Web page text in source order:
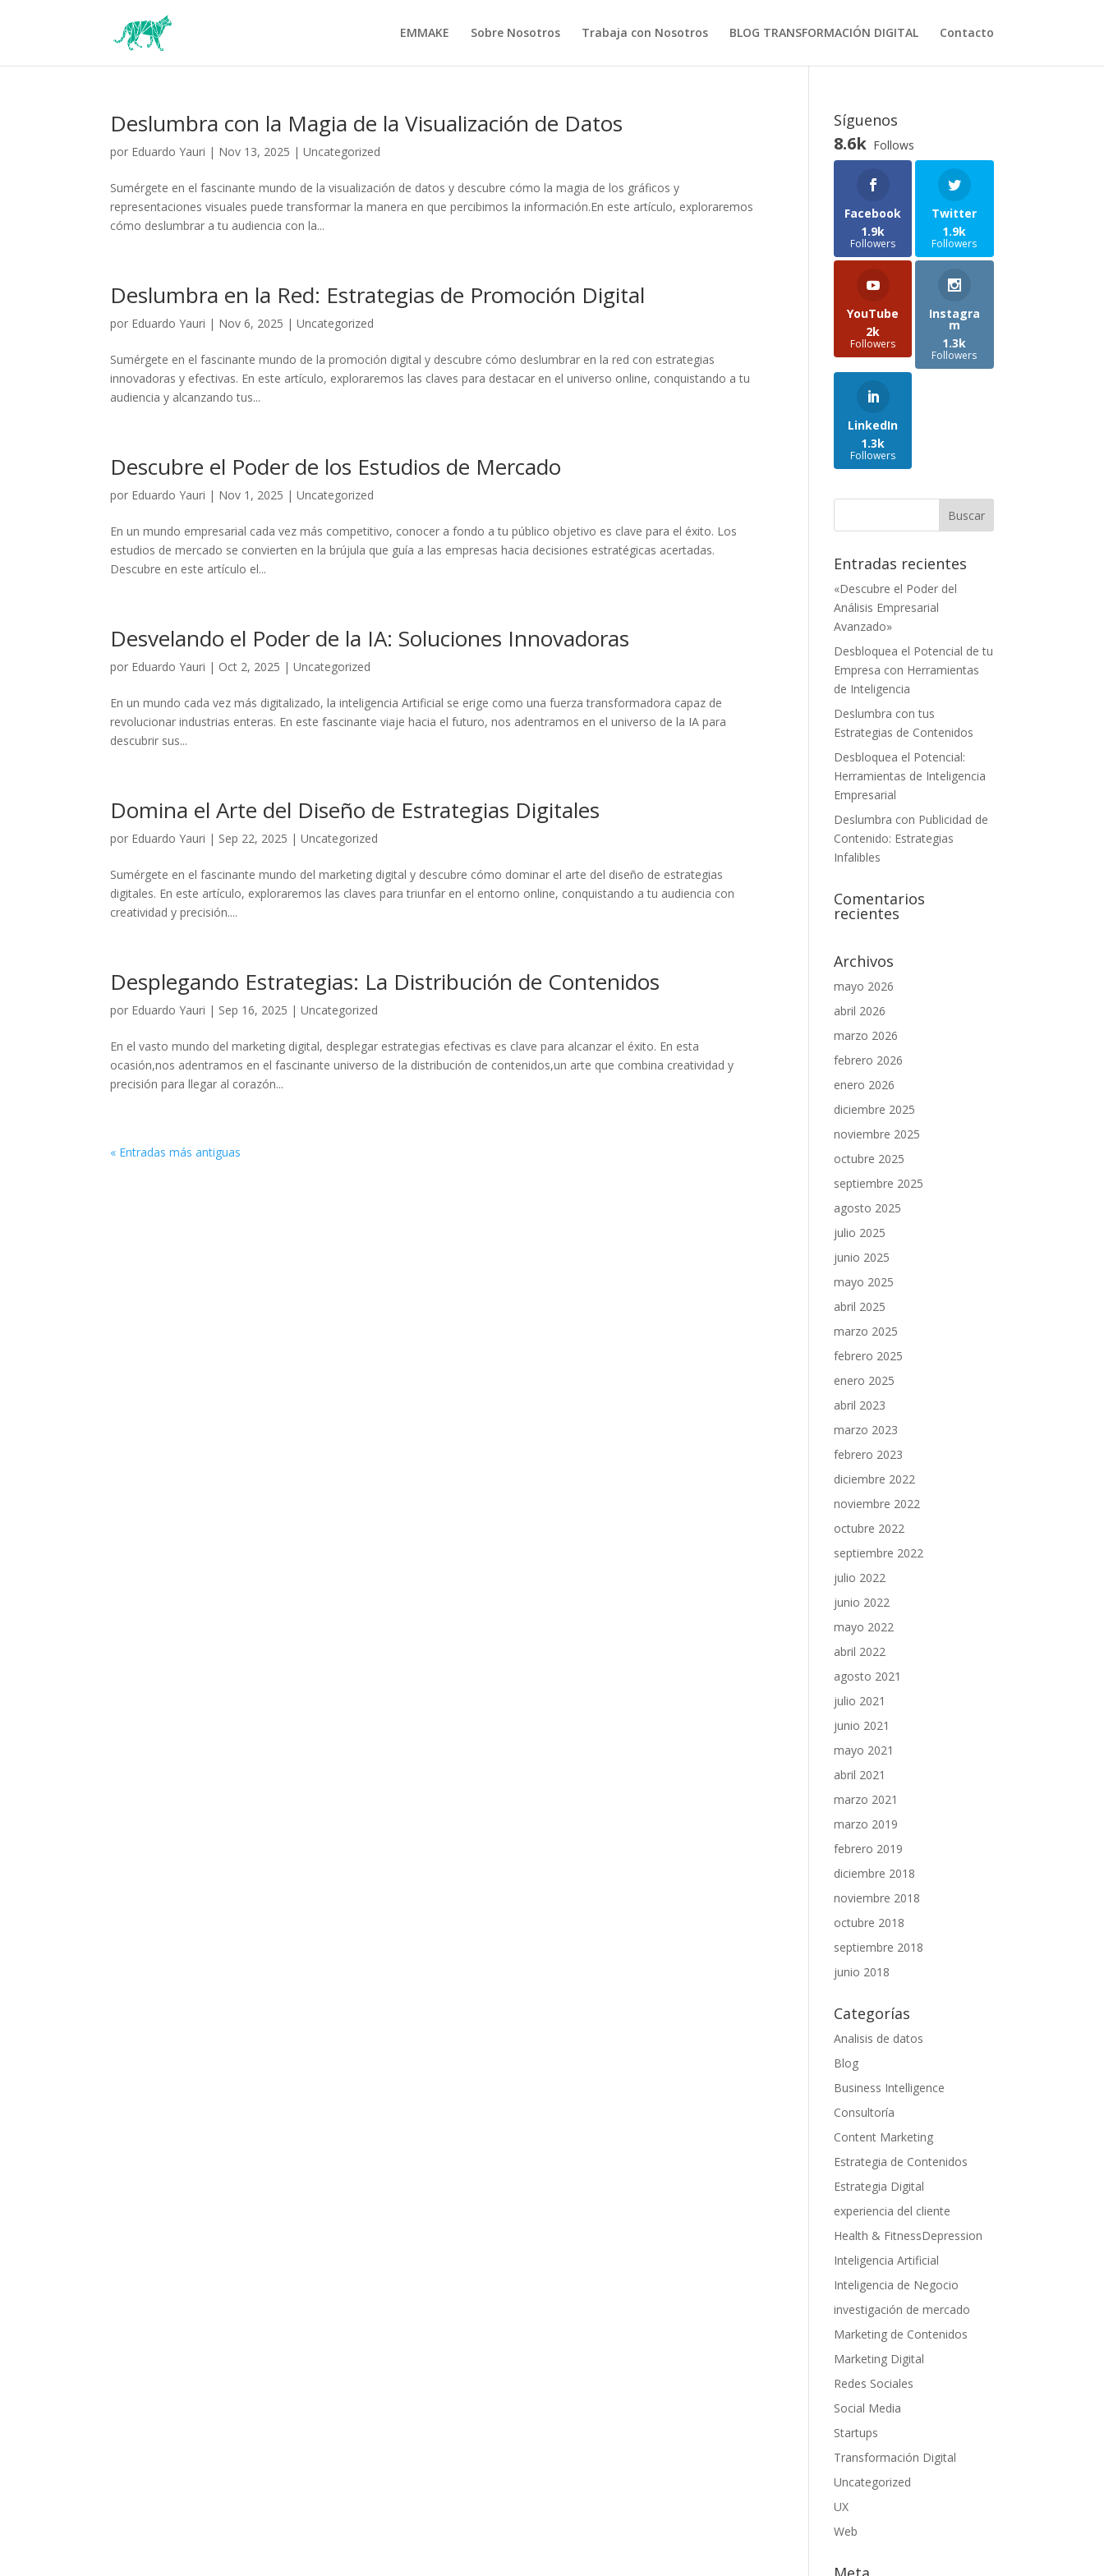
EMMAKE Sobre Nosotros Trabaja con Nosotros BLOG TRANSFORMACIÓN DIGITAL Contacto
Deslumbra con la Magia de la Visualización de Datos
por Eduardo Yauri | Nov 13, 2025 |Uncategorized
Sumérgete en el fascinante mundo de la visualización de datos y descubre cómo⁢ la ⁣magia de los gráficos‍ y
representaciones visuales puede transformar la manera en que percibimos la información.En este artículo, exploraremos‍
cómo deslumbrar a tu audiencia ‍con la...
Deslumbra en la Red: Estrategias de Promoción Digital
por Eduardo Yauri | Nov 6, 2025 |Uncategorized
Sumérgete‍ en‌ el fascinante mundo de la promoción digital y descubre cómo deslumbrar ⁤en la ‌red con estrategias
innovadoras y efectivas. En este artículo, ⁤exploraremos las claves para ⁣destacar en⁣ el universo online,⁢ conquistando a tu​
audiencia y alcanzando tus...
Descubre el Poder de los Estudios de Mercado
por Eduardo Yauri | Nov 1, 2025 |Uncategorized
En un mundo empresarial cada vez ‍más competitivo, conocer a fondo a tu público objetivo es clave para el éxito. Los
estudios de ​mercado⁢ se convierten en la brújula ⁣que guía a las empresas ‍hacia decisiones ⁣estratégicas acertadas.
Descubre en este artículo el...
Desvelando el Poder de la IA: Soluciones Innovadoras
por Eduardo Yauri | Oct 2, 2025 |Uncategorized
En un mundo cada vez ⁤más digitalizado,‍ la ‍inteligencia Artificial se erige como una fuerza transformadora capaz de
‌revolucionar industrias enteras. En este fascinante viaje hacia ‍el futuro, nos⁤ adentramos ‍en⁢ el universo ⁤de la IA para ​
descubrir‌ sus...
Domina el Arte del Diseño de Estrategias Digitales
por Eduardo Yauri | Sep 22, 2025 |Uncategorized
Sumérgete en el fascinante mundo del marketing digital y ‌descubre cómo dominar‌ el arte‌ del diseño de estrategias
digitales. En este artículo, exploraremos‌ las ‌claves para triunfar en el⁣ entorno‌ online, conquistando a tu audiencia con⁤
creatividad y precisión....
Desplegando Estrategias: La Distribución de Contenidos
por Eduardo Yauri | Sep 16, 2025 |Uncategorized
En ​el vasto mundo del marketing digital, desplegar estrategias efectivas es clave para alcanzar el éxito. En esta
‍ocasión,nos ⁣adentramos en ⁤el fascinante universo⁣ de la distribución de contenidos,un arte que⁤ combina creatividad y
precisión para llegar al corazón...
« Entradas más antiguas
Síguenos
8.6k Follows
Facebook
1.9k
Followers
Twitter
1.9k
Followers
YouTube
2k
Followers
Instagra
m
1.3k
Followers
LinkedIn
1.3k
Followers
Entradas recientes
«Descubre el Poder del
Análisis Empresarial
Avanzado»
Desbloquea el Potencial de tu
Empresa con Herramientas
de Inteligencia
Deslumbra con tus
Estrategias de Contenidos
Desbloquea el Potencial:
Herramientas de Inteligencia
Empresarial
Deslumbra con Publicidad de
Contenido: Estrategias
Infalibles
Comentarios
recientes
Archivos
mayo 2026
abril 2026
marzo 2026
febrero 2026
enero 2026
diciembre 2025
noviembre 2025
octubre 2025
septiembre 2025
agosto 2025
julio 2025
junio 2025
mayo 2025
abril 2025
marzo 2025
febrero 2025
enero 2025
abril 2023
marzo 2023
febrero 2023
diciembre 2022
noviembre 2022
octubre 2022
septiembre 2022
julio 2022
junio 2022
mayo 2022
abril 2022
agosto 2021
julio 2021
junio 2021
mayo 2021
abril 2021
marzo 2021
marzo 2019
febrero 2019
diciembre 2018
noviembre 2018
octubre 2018
septiembre 2018
junio 2018
Categorías
Analisis de datos
Blog
Business Intelligence
Consultoría
Content Marketing
Estrategia de Contenidos
Estrategia Digital
experiencia del cliente
Health & FitnessDepression
Inteligencia Artificial
Inteligencia de Negocio
investigación de mercado
Marketing de Contenidos
Marketing Digital
Redes Sociales
Social Media
Startups
Transformación Digital
Uncategorized
UX
Web